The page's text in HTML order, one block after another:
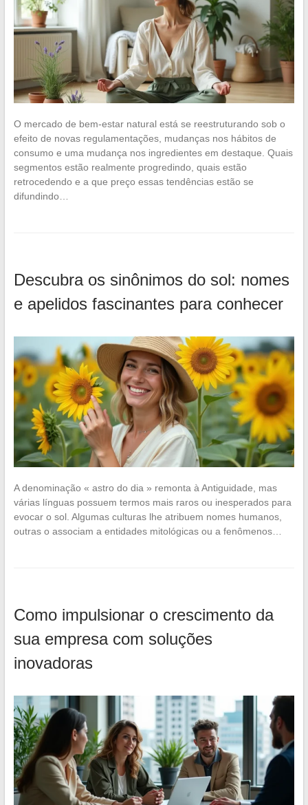
O mercado de bem-estar natural está se reestruturando sob o
efeito de novas regulamentações, mudanças nos hábitos de
consumo e uma mudança nos ingredientes em destaque. Quais
segmentos estão realmente progredindo, quais estão
retrocedendo e a que preço essas tendências estão se
difundindo…
Descubra os sinônimos do sol: nomes
e apelidos fascinantes para conhecer
A denominação « astro do dia » remonta à Antiguidade, mas
várias línguas possuem termos mais raros ou inesperados para
evocar o sol. Algumas culturas lhe atribuem nomes humanos,
outras o associam a entidades mitológicas ou a fenômenos…
Como impulsionar o crescimento da
sua empresa com soluções
inovadoras